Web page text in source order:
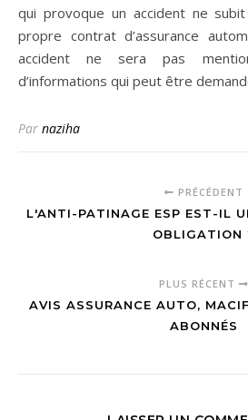
qui provoque un accident ne
propre contrat d’assurance
accident ne sera pas
d’informations qui peut être
Par naziha
PRÉCÉDENT
L'ANTI-PATINAGE ESP EST-IL
OBLIGATION
PLUS RÉCENT
AVIS ASSURANCE AUTO,
ABONNÉS